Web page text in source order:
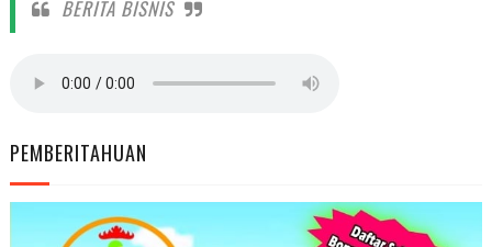
BERITA BISNIS
PEMBERITAHUAN